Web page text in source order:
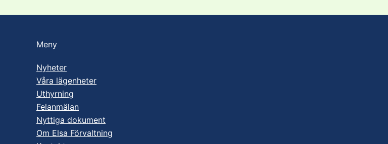
Meny
Nyheter
Våra lägenheter
Uthyrning
Felanmälan
Nyttiga dokument
Om Elsa Förvaltning